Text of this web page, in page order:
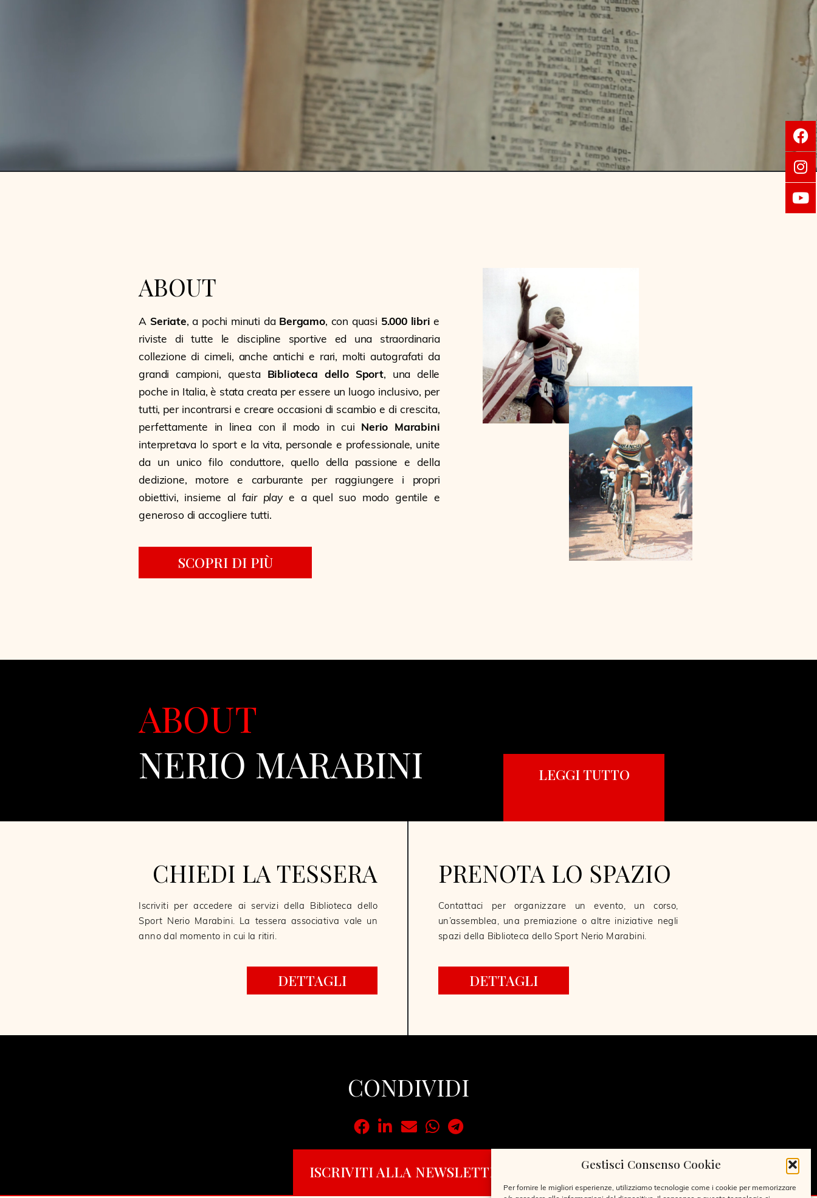
Gestisci Consenso Cookie
Per fornire le migliori esperienze, utilizziamo tecnologie come i cookie per memorizzare
ABOUT
A Seriate, a pochi minuti da Bergamo, con quasi 5.000 libri e
riviste di tutte le discipline sportive ed una straordinaria
collezione di cimeli, anche antichi e rari, molti autografati da
grandi campioni, questa
Biblioteca dello Sport, una delle
poche in Italia, è stata creata per essere un luogo inclusivo, per
tutti, per incontrarsi e creare occasioni di scambio e di crescita,
perfettamente in linea con il modo in cui
Nerio Marabini
interpretava lo sport e la vita, personale e professionale, unite
da un unico filo conduttore, quello della passione e della
dedizione, motore e carburante per raggiungere i propri
obiettivi, insieme al fair playe a quel suo modo gentile e
generoso di accogliere tutti.
SCOPRI DI PIÙ
ABOUT
NERIO MARABINI
LEGGI TUTTO
CHIEDI LA TESSERA
Iscriviti per accedere ai servizi della Biblioteca dello
Sport Nerio Marabini. La tessera associativa vale un
anno dal momento in cui la ritiri.
DETTAGLI
PRENOTA LO SPAZIO
Contattaci per organizzare un evento, un corso,
un’assemblea, una premiazione o altre iniziative negli
spazi della Biblioteca dello Sport Nerio Marabini.
DETTAGLI
CONDIVIDI
ISCRIVITI ALLA NEWSLETTER